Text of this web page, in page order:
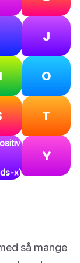
J
O
T
x)
Y
så mange